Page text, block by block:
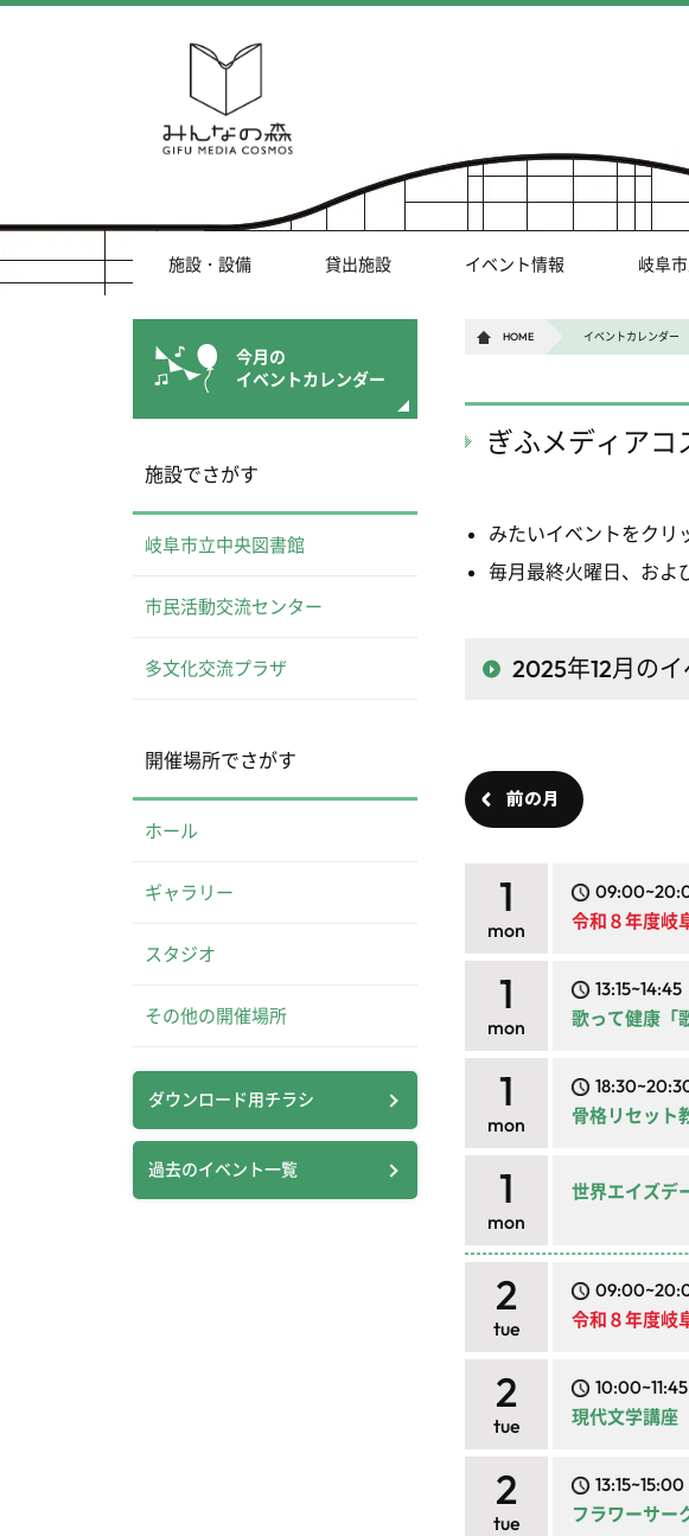
施設・設備 貸出施設 イベント情報 岐阜
HOME イベントカレンダー
ぎふメディア
みたいイベントをクリ
毎月最終火曜日、およ
2025年12月のイ
前の月
1
mon
令和８年度岐
1
mon
13:15~14:45
歌って健康「
1
mon
骨格リセット
1
mon
世界エイズデ
2
tue
令和８年度岐
2
tue
10:00~11:45
現代文学講座
2
tue
13:15~15:00
フラワーサー
今月の
イベントカレンダー
施設でさがす
岐阜市立中央図書館
市民活動交流センター
多文化交流プラザ
開催場所でさがす
ホール
ギャラリー
スタジオ
その他の開催場所
ダウンロード用チラシ
過去のイベント一覧